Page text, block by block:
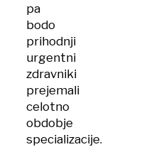
pa
bodo
prihodnji
urgentni
zdravniki
prejemali
celotno
obdobje
specializacije.